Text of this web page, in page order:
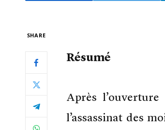
SHARE
Résumé
Après
l’assassinat des